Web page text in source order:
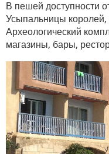
В пешей доступности
Усыпальницы
Археологический
магазины, бары,